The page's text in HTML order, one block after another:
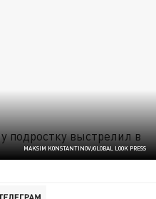
MAKSIM KONSTANTINOV/GLOBAL LOOK PRESS